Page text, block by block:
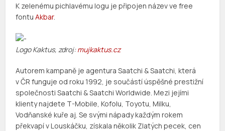
K zelenému pichlavému logu je připojen název ve free
fontuAkbar.
Logo Kaktus, zdroj:mujkaktus.cz
Autorem kampaně je agentura Saatchi & Saatchi, která
v ČR funguje od roku 1992, je součástí úspěšné prestižní
společnosti Saatchi & Saatchi Worldwide. Mezi jejími
klienty najdete T-Mobile, Kofolu, Toyotu, Milku,
Vodňanské kuře aj. Se svými nápady každým rokem
překvapí v Louskáčku, získala několik Zlatých pecek, cen